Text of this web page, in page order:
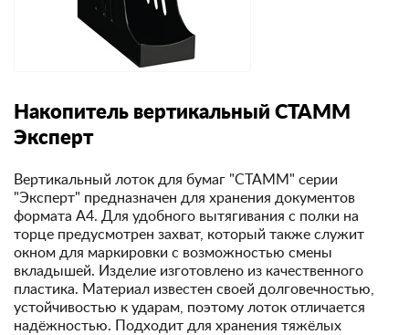
Накопитель вертикальный СТАММ
Эксперт
Вертикальный лоток для бумаг "СТАММ" серии
"Эксперт" предназначен для хранения документов
формата А4. Для удобного вытягивания с полки на
торце предусмотрен захват, который также служит
окном для маркировки с возможностью смены
вкладышей. Изделие изготовлено из качественного
пластика. Материал известен своей долговечностью,
устойчивостью к ударам, поэтому лоток отличается
надёжностью. Подходит для хранения тяжёлых